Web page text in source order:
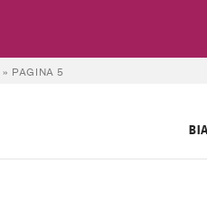
» PAGINA 5